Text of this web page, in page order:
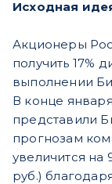
Исходная
Акционеры
получить 17%
выполнении
В конце
представили
прогнозам
увеличится на
руб.)